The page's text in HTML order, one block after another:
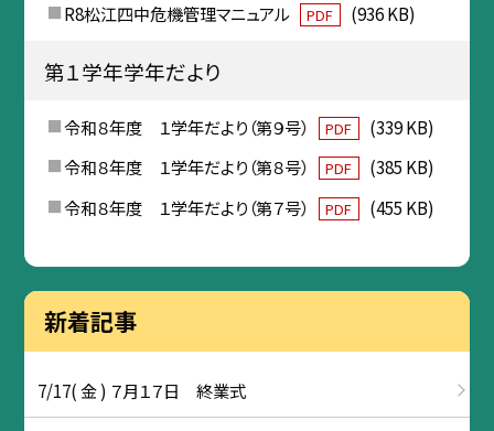
R8松江四中危機管理マニュアル
PDF (936 KB)
第１学年学年だより
令和８年度 １学年だより（第９号） PDF
(339 KB)
令和８年度 １学年だより（第８号）
PDF
(385 KB)
令和８年度 １学年だより（第７号）
PDF (455 KB)
新着記事
7/17( 金 ) ７月１７日 終業式